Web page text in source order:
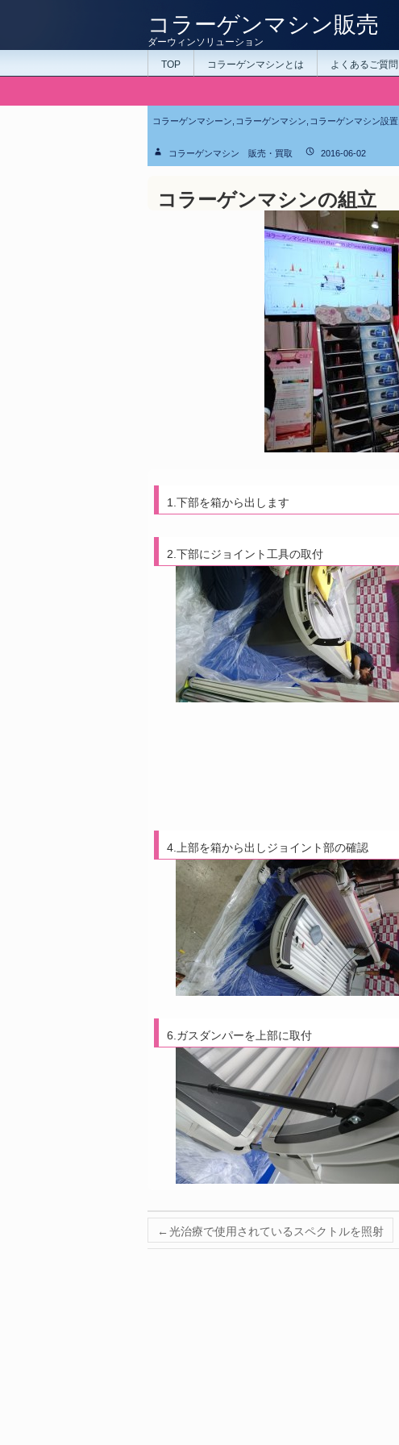
コラーゲンマシン販売
ダーウィンソリューション
TOP コラーゲンマシンとは よくあるご質問
コラーゲンマシーン コラーゲンマシン コラーゲンマシン設置
コラーゲンマシン 販売・買取 2016-06-02
コラーゲンマシンの組立
1.下部を箱から出します
2.下部にジョイント工具の取付
4.上部を箱から出しジョイント部の確認
6.ガスダンパーを上部に取付
← 光治療で使用されているスペクトルを照射